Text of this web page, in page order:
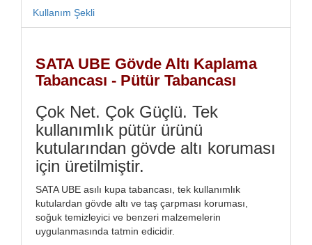
Kullanım Şekli
SATA UBE Gövde Altı Kaplama
Tabancası - Pütür Tabancası
Çok Net. Çok Güçlü. Tek
kullanımlık pütür ürünü
kutularından gövde altı koruması
için üretilmiştir.
SATA UBE asılı kupa tabancası, tek kullanımlık
kutulardan gövde altı ve taş çarpması koruması,
soğuk temizleyici ve benzeri malzemelerin
uygulanmasında tatmin edicidir.